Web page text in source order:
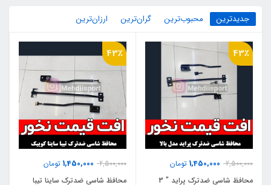
جدیدترین محبوب‌ترین گران‌ترین ارزان‌ترین
43٪
2,500,000
1,450,000 تومان
محافظ شاسی ضدترک پراید " 3
43٪
2,500,000
1,450,000 تومان
محافظ شاسی ضدترک ساینا تیبا